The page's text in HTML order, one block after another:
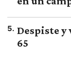
5. Despiste y
65